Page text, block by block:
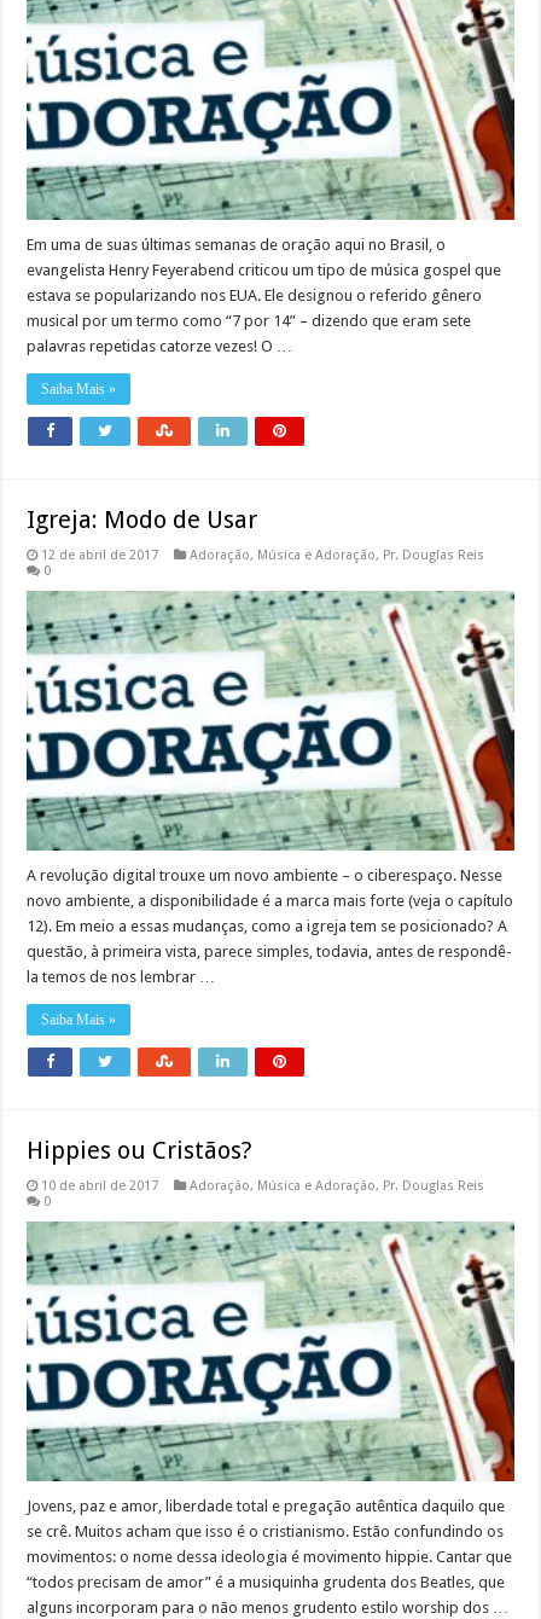
Em uma de suas últimas semanas de oração aqui no Brasil, o
evangelista Henry Feyerabend criticou um tipo de música gospel que
estava se popularizando nos EUA. Ele designou o referido gênero
musical por um termo como “7 por 14” – dizendo que eram sete
palavras repetidas catorze vezes! O …
Saiba Mais »
Igreja: Modo de Usar
12 de abril de 2017 Adoração, Música e Adoração, Pr. Douglas Reis
0
A revolução digital trouxe um novo ambiente – o ciberespaço. Nesse
novo ambiente, a disponibilidade é a marca mais forte (veja o capítulo
12). Em meio a essas mudanças, como a igreja tem se posicionado? A
questão, à primeira vista, parece simples, todavia, antes de respondê-
la temos de nos lembrar …
Saiba Mais »
Hippies ou Cristãos?
10 de abril de 2017 Adoração, Música e Adoração, Pr. Douglas Reis
0
Jovens, paz e amor, liberdade total e pregação autêntica daquilo que
se crê. Muitos acham que isso é o cristianismo. Estão confundindo os
movimentos: o nome dessa ideologia é movimento hippie. Cantar que
“todos precisam de amor” é a musiquinha grudenta dos Beatles, que
alguns incorporam para o não menos grudento estilo worship dos …